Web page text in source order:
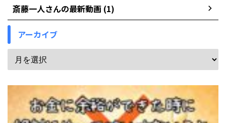
斎藤一人さんの最新動画 (1)
アーカイブ